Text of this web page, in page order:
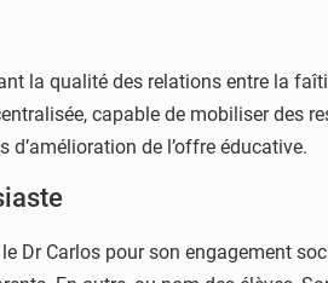
la qualité des relations entre la
capable de mobiliser des
de l’offre éducative.
Dr Carlos pour son engagement